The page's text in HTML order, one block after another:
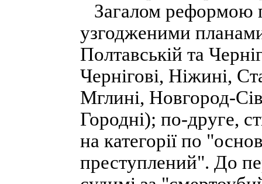
Загалом реформою
узгодженими
Полтавській та
Чернігові, Ніжині,
Мглині, Новгород-
Городні); по-друге,
на категорії по
преступлений". До